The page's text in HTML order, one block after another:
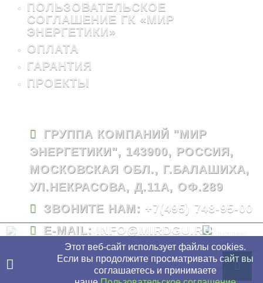
ПОЛЬЗОВАТЕЛЬСКОЕ
СОГЛАШЕНИЕ ГК «МИР
ЭНЕРГЕТИКИ»
ОПЛАТА
ГАРАНТИЯ
ПРОЕКТЫ
© 2026 - ГК "Мир Энергетики"
ГРУППА КОМПАНИЙ "МИР
ЭНЕРГЕТИКИ", 143900, РОССИЯ,
МОСКОВСКАЯ ОБЛ., Г.БАЛАШИХА,
УЛ.НЕКРАСОВА, Д.11А, ОФ.289
ЗВОНИТЕ НАМ: +7(495) 748-95-00
E-MAIL: INFO@MIRDGU.RU
Этот веб-сайт использует файлы cookies.
Если вы продолжите просматривать сайт вы
соглашаетесь и принимаете